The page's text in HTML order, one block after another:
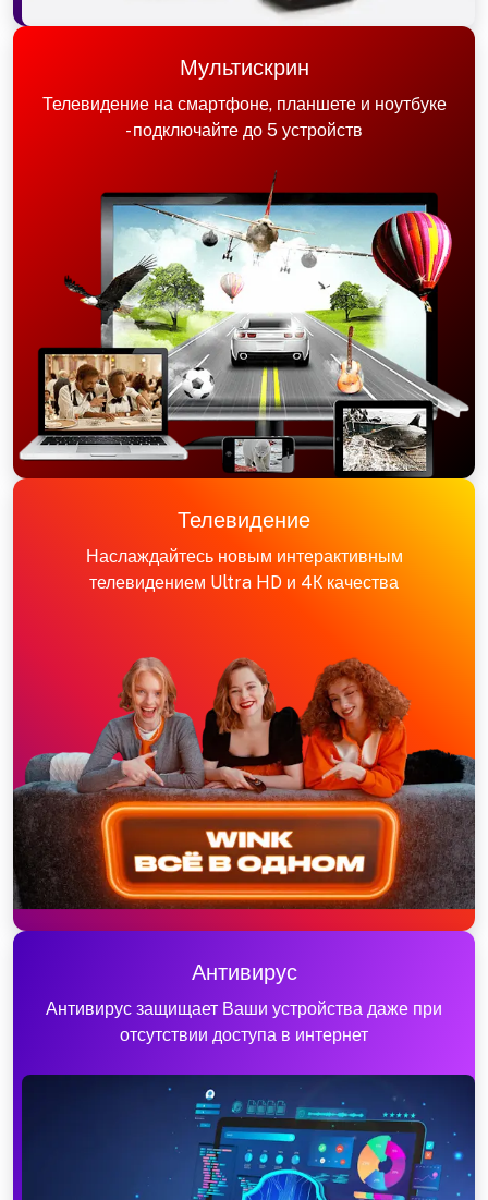
Мультискрин
Телевидение на смартфоне, планшете и ноутбуке
- подключайте до 5 устройств
Телевидение
Наслаждайтесь новым интерактивным
телевидением Ultra HD и 4К качества
Антивирус
Антивирус защищает Ваши устройства даже при
отсутствии доступа в интернет